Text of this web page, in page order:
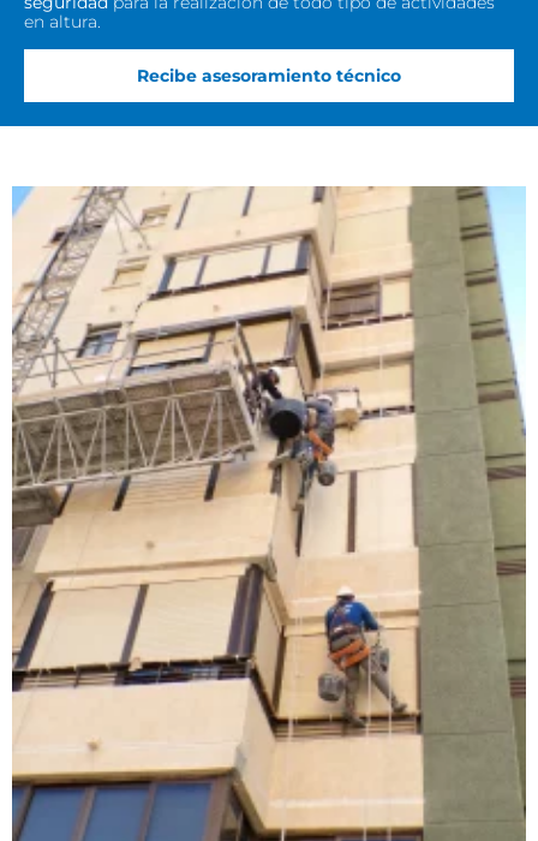
en altura.
Recibe asesoramiento técnico